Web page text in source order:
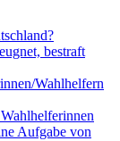
bestraft
Wahlhelfern
Aufgabe von